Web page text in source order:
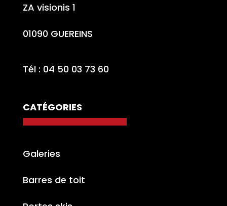
ZA visionis 1
01090 GUEREINS
Tél : 04 50 03 73 60
CATÉGORIES
Galeries
Barres de toit